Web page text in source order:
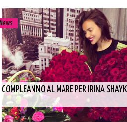
News
COMPLEANNO AL MARE PER IRINA SHAYK